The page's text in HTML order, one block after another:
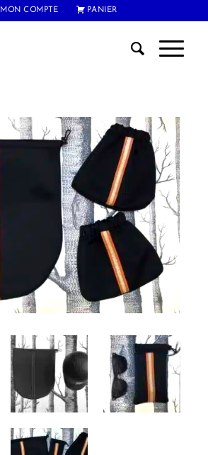
MON COMPTE PANIER